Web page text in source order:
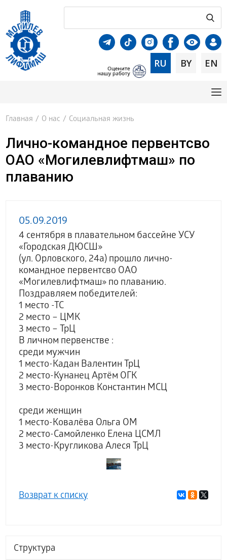
RU BY EN
Главная / О нас / Социальная жизнь
Лично-командное первентсво
ОАО «Могилевлифтмаш» по
плаванию
Структура
05.09.2019
4 сентября в плавательном бассейне УСУ
«Городская ДЮСШ»
(ул. Орловского, 24а) прошло лично-
командное первентсво ОАО
«Могилевлифтмаш» по плаванию.
Поздравляем победителей:
1 место -ТС
2 место – ЦМК
3 место – ТрЦ
В личном первенстве :
среди мужчин
1 место-Кадан Валентин ТрЦ
2 место-Кунанец Артём ОГК
3 место-Воронков Константин МСЦ
среди женщин
1 место-Ковалёва Ольга ОМ
2 место-Самойленко Елена ЦСМЛ
3 место-Кругликова Алеся ТрЦ
Возврат к списку